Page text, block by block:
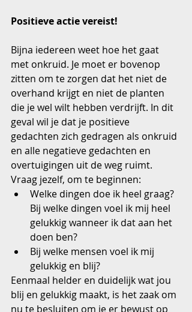
Positieve actie vereist!
Bijna iedereen weet hoe het gaat
met onkruid. Je moet er bovenop
zitten om te zorgen dat het niet de
overhand krijgt en niet de planten
die je wel wilt hebben verdrijft. In dit
geval wil je dat je positieve
gedachten zich gedragen als onkruid
en alle negatieve gedachten en
overtuigingen uit de weg ruimt.
Vraag jezelf, om te beginnen:
Welke dingen doe ik heel graag?
Bij welke dingen voel ik mij heel
gelukkig wanneer ik dat aan het
doen ben?
Bij welke mensen voel ik mij
gelukkig en blij?
Eenmaal helder en duidelijk wat jou
blij en gelukkig maakt, is het zaak om
nu te besluiten om je er bewust op